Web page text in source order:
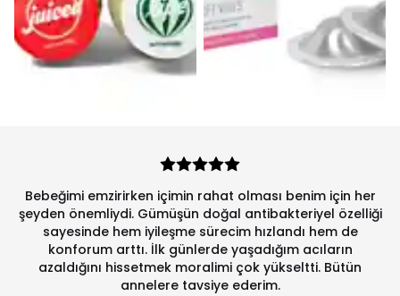
Bebeğimi emzirirken içimin rahat olması benim için her
şeyden önemliydi. Gümüşün doğal antibakteriyel özelliği
sayesinde hem iyileşme sürecim hızlandı hem de
konforum arttı. İlk günlerde yaşadığım acıların
azaldığını hissetmek moralimi çok yükseltti. Bütün
annelere tavsiye ederim.